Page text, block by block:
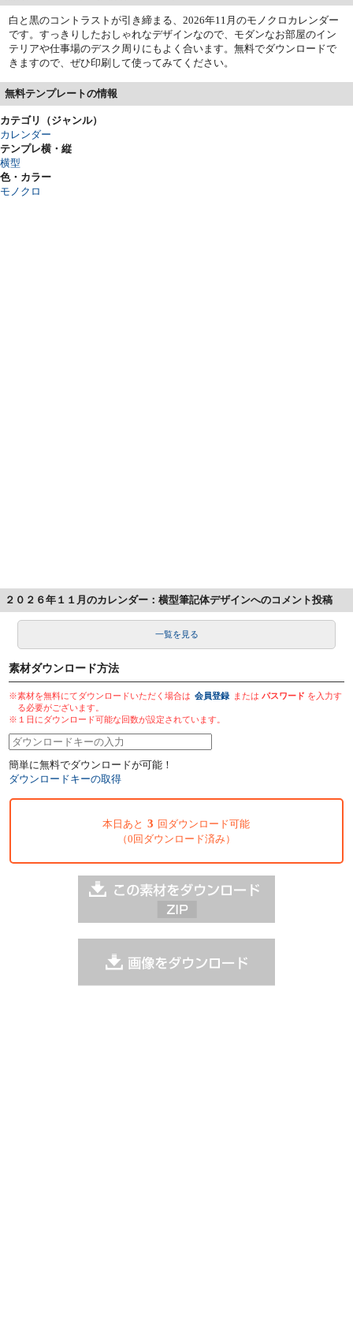
白と黒のコントラストが引き締まる、2026年11月のモノクロカレンダー
です。すっきりしたおしゃれなデザインなので、モダンなお部屋のイン
テリアや仕事場のデスク周りにもよく合います。無料でダウンロードで
きますので、ぜひ印刷して使ってみてください。
無料テンプレートの情報
カテゴリ（ジャンル）
カレンダー
テンプレ横・縦
横型
色・カラー
モノクロ
２０２６年１１月のカレンダー：横型筆記体デザインへのコメント投稿
一覧を見る
素材ダウンロード方法
※素材を無料にてダウンロードいただく場合は 会員登録 またはパスワード を入力す
る必要がございます。
※１日にダウンロード可能な回数が設定されています。
簡単に無料でダウンロードが可能！
ダウンロードキーの取得
本日あと 3 回ダウンロード可能
（0回ダウンロード済み）